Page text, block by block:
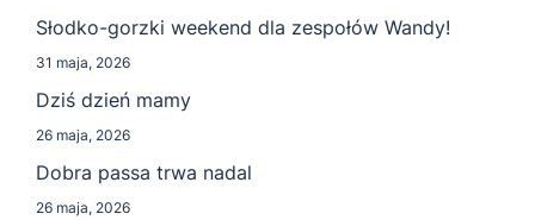
Słodko-gorzki weekend dla zespołów Wandy!
31 maja, 2026
Dziś dzień mamy
26 maja, 2026
Dobra passa trwa nadal
26 maja, 2026